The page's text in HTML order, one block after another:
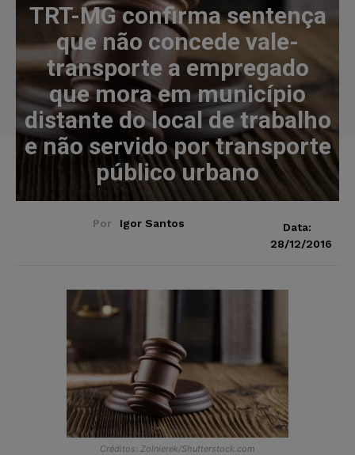
TRT-MG confirma sentença
que não concede vale-
transporte a empregado
que mora em município
distante do local de trabalho
e não servido por transporte
público urbano
Por Igor Santos
Data:
28/12/2016
Créditos: Zolnierek/Shutterstock.com